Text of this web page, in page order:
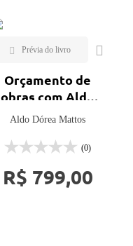
Orçamento de
obras com Aldo
Dórea Mattos
Aldo Dórea Mattos
(0)
R$ 799,00